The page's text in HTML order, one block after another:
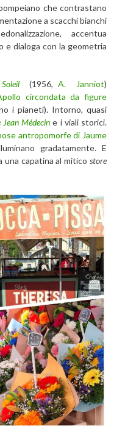
che contrastano
a scacchi bianchi
accentua
e dialoga con la geometria
Soleil(1956,A. Janniot)
circondata da figure
i pianeti). Intorno, quasi
Jean Médecin e i viali storici.
antropomorfe di Jaume
gradatamente. E
capatina al mitico store